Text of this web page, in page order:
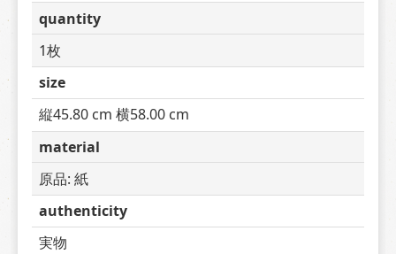
quantity
1枚
size
縦45.80 cm 横58.00 cm
material
原品: 紙
authenticity
実物